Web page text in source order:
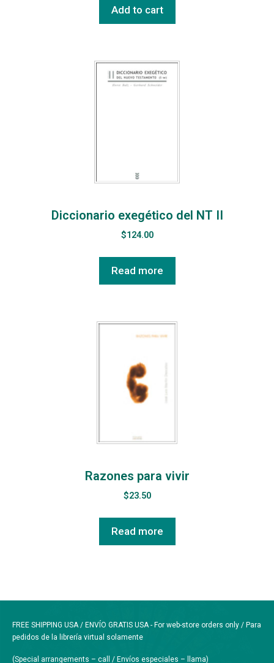
Add to cart
Diccionario exegético del NT II
$124.00
Read more
Razones para vivir
$23.50
Read more
FREE SHIPPING USA / ENVÍO GRATIS USA - For web-store orders only / Para
pedidos de la librería virtual solamente
(Special arrangements – call / Envíos especiales – llama)